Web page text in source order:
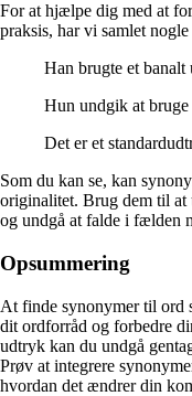
For at hjælpe dig med at
praksis, har vi samlet nogle
Han brugte et
Hun undgik at
Det er et
Som du kan se, kan
originalitet. Brug dem til at
og undgå at falde i fælden
Opsummering
At finde synonymer til ord
dit ordforråd og forbedre
udtryk kan du undgå
Prøv at integrere
hvordan det ændrer din